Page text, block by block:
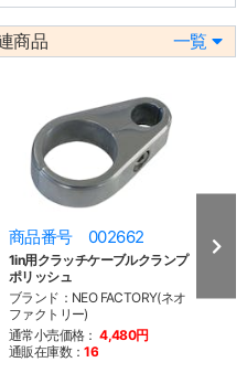
商品 一覧
商品番号 002662
1in用クラッチケーブルクランプ
ポリッシュ
ブランド：NEO FACTORY(ネオ
ファクトリー)
通常小売価格： 4,480円
通販在庫数：16
商
ブラ